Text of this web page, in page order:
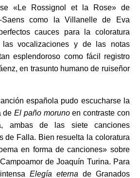
«Le Rossignol et la Rose» de
Saens como la Villanelle de Eva
cauces para la coloratura
vocalizaciones y de las notas
esplendoroso como fácil registro
en trasunto humano de ruiseñor
española pudo escucharse la
deEl paño morunoen contraste con
ambas de las siete canciones
de Falla. Bien resuelta la coloratura
en forma de canciones» sobre
de Joaquín Turina. Para
Elegía eterna de Granados